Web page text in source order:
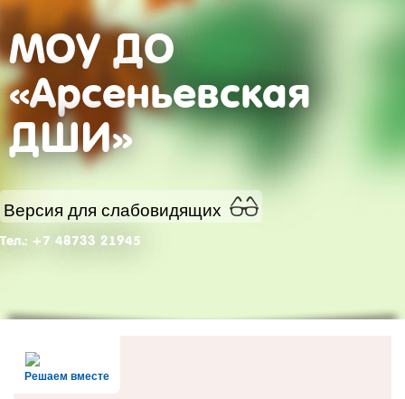
МОУ ДО
«Арсеньевская
ДШИ»
Версия для слабовидящих
Тел.: +7 48733 21945
Решаем вместе